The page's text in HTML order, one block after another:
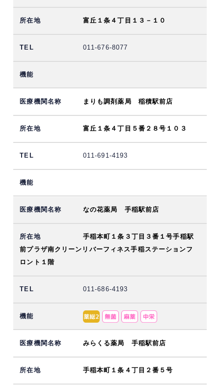
富丘１条４丁目１３－１０
011-676-8077
まりも調剤薬局 稲積駅前店
富丘１条４丁目５番２８号１０３
011-691-4193
なの花薬局 手稲駅前店
手稲本町１条３丁目３番１号手稲駅
前プラザ南クリーンリバーフィネス手稲ステーションフ
ロント１階
011-686-4193
みらくる薬局 手稲駅前店
手稲本町１条４丁目２番５号